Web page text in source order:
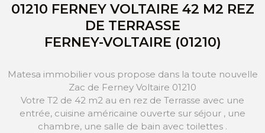
01210 FERNEY VOLTAIRE 42 M2 REZ
DE TERRASSE
FERNEY-VOLTAIRE (01210)
Matesa immobilier vous propose dans la toute nouvelle
Zac de Ferney Voltaire 01210
Votre T2 de 42 m2 au en rez de Terrasse avec une
entrée, cuisine américaine ouverte sur séjour , une
chambre, une salle de bain avec toilettes .